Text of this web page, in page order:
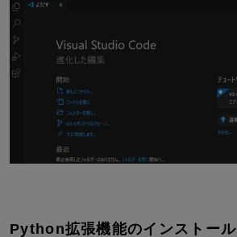
Python拡張機能のインストール